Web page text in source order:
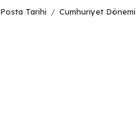
Posta Tarihi / Cumhuriyet Dönemi